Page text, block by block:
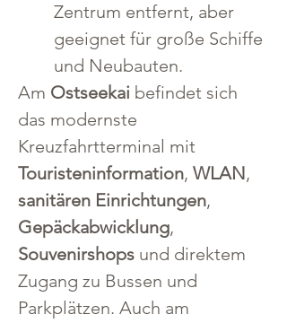
Zentrum entfernt, aber
geeignet für große Schiffe
und Neubauten.
Am Ostseekai befindet sich
das modernste
Kreuzfahrtterminal mit
Touristeninformation, WLAN,
sanitären Einrichtungen,
Gepäckabwicklung,
Souvenirshops und direktem
Zugang zu Bussen und
Parkplätzen. Auch am